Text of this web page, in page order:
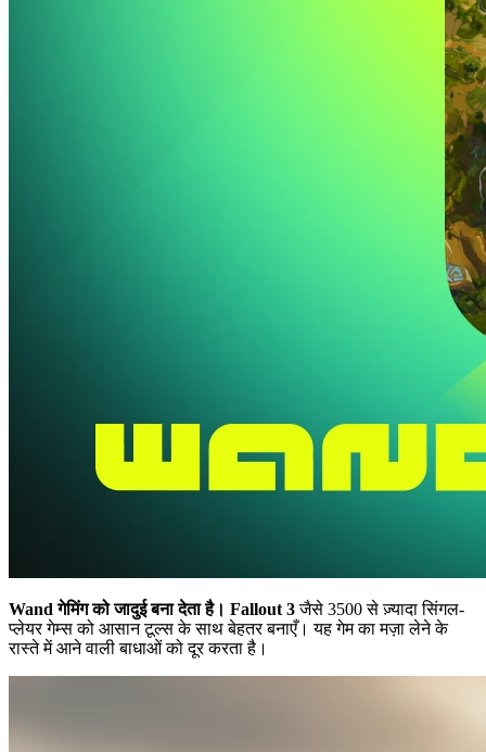
Wand गेमिंग को जादुई बना देता है। Fallout 3जैसे 3500 से ज़्यादा सिंगल-
प्लेयर गेम्स को आसान टूल्स के साथ बेहतर बनाएँ। यह गेम का मज़ा लेने के
रास्ते में आने वाली बाधाओं को दूर करता है।